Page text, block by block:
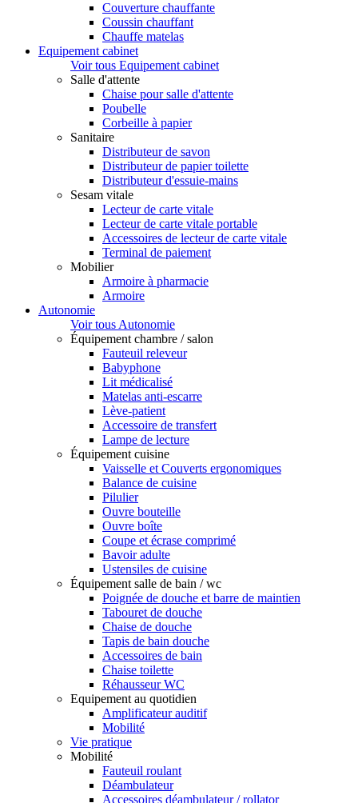
Couverture chauffante
Coussin chauffant
Chauffe matelas
Equipement cabinet
Voir tous Equipement cabinet
Salle d'attente
Chaise pour salle d'attente
Poubelle
Corbeille à papier
Sanitaire
Distributeur de savon
Distributeur de papier toilette
Distributeur d'essuie-mains
Sesam vitale
Lecteur de carte vitale
Lecteur de carte vitale portable
Accessoires de lecteur de carte vitale
Terminal de paiement
Mobilier
Armoire à pharmacie
Armoire
Autonomie
Voir tous Autonomie
Équipement chambre / salon
Fauteuil releveur
Babyphone
Lit médicalisé
Matelas anti-escarre
Lève-patient
Accessoire de transfert
Lampe de lecture
Équipement cuisine
Vaisselle et Couverts ergonomiques
Balance de cuisine
Pilulier
Ouvre bouteille
Ouvre boîte
Coupe et écrase comprimé
Bavoir adulte
Ustensiles de cuisine
Équipement salle de bain / wc
Poignée de douche et barre de maintien
Tabouret de douche
Chaise de douche
Tapis de bain douche
Accessoires de bain
Chaise toilette
Réhausseur WC
Equipement au quotidien
Amplificateur auditif
Mobilité
Vie pratique
Mobilité
Fauteuil roulant
Déambulateur
Accessoires déambulateur / rollator